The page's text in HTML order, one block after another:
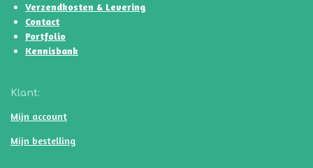
Verzendkosten & Levering
Contact
Portfolio
Kennisbank
Klant:
Mijn account
Mijn bestelling